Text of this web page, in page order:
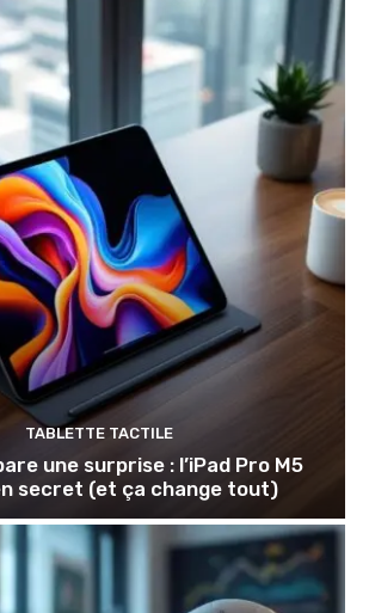
TABLETTE TACTILE
une surprise : l’iPad Pro M5
secret (et ça change tout)